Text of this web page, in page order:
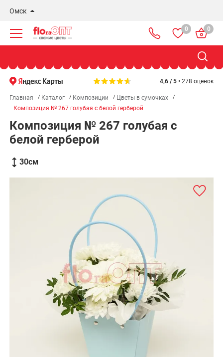
Омск
Новосибирск
Бердск
0 0
4,6 / 5 • 278 оценок
Главная Каталог Композиции
Цветы в сумочках
Композиция № 267 голубая с белой герберой
Композиция № 267 голубая с
белой герберой
30см